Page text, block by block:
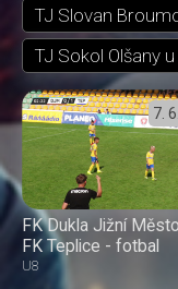
TJ Slovan
TJ Sokol Olšany
7. 6.
FK Dukla Jižní Město
FK Teplice - fotbal
U8